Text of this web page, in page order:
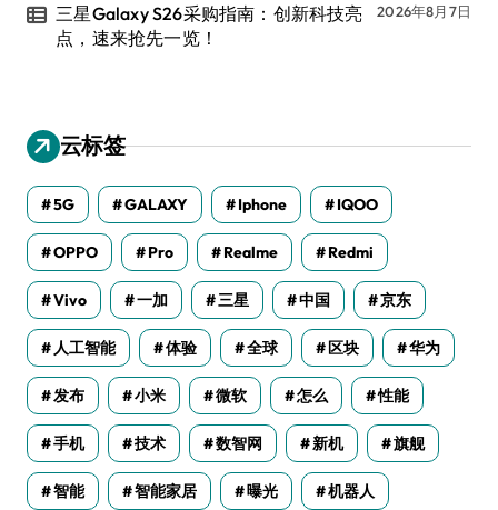
三星Galaxy S26采购指南：创新科技亮
点，速来抢先一览！
2026年8月7日
云标签
5G GALAXY Iphone IQOO
OPPO Pro Realme Redmi
Vivo 一加 三星 中国 京东
人工智能 体验 全球 区块 华为
发布 小米 微软 怎么 性能
手机 技术 数智网 新机 旗舰
智能 智能家居 曝光 机器人